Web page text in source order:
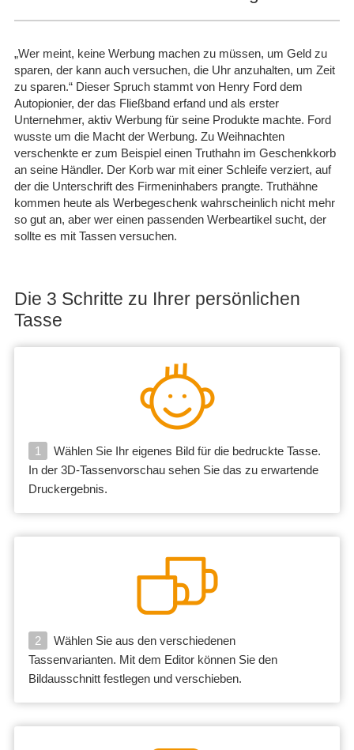
„Wer meint, keine Werbung machen zu müssen, um Geld zu
sparen, der kann auch versuchen, die Uhr anzuhalten, um Zeit
zu sparen.“ Dieser Spruch stammt von Henry Ford dem
Autopionier, der das Fließband erfand und als erster
Unternehmer, aktiv Werbung für seine Produkte machte. Ford
wusste um die Macht der Werbung. Zu Weihnachten
verschenkte er zum Beispiel einen Truthahn im Geschenkkorb
an seine Händler. Der Korb war mit einer Schleife verziert, auf
der die Unterschrift des Firmeninhabers prangte. Truthähne
kommen heute als Werbegeschenk wahrscheinlich nicht mehr
so gut an, aber wer einen passenden Werbeartikel sucht, der
sollte es mit Tassen versuchen.
Die 3 Schritte zu Ihrer persönlichen
Tasse
1
Wählen Sie Ihr eigenes Bild für die bedruckte Tasse.
In der 3D-Tassenvorschau sehen Sie das zu erwartende
Druckergebnis.
2
Wählen Sie aus den verschiedenen
Tassenvarianten. Mit dem Editor können Sie den
Bildausschnitt festlegen und verschieben.